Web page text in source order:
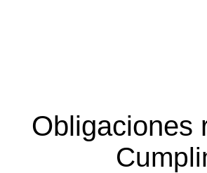
Obligaciones